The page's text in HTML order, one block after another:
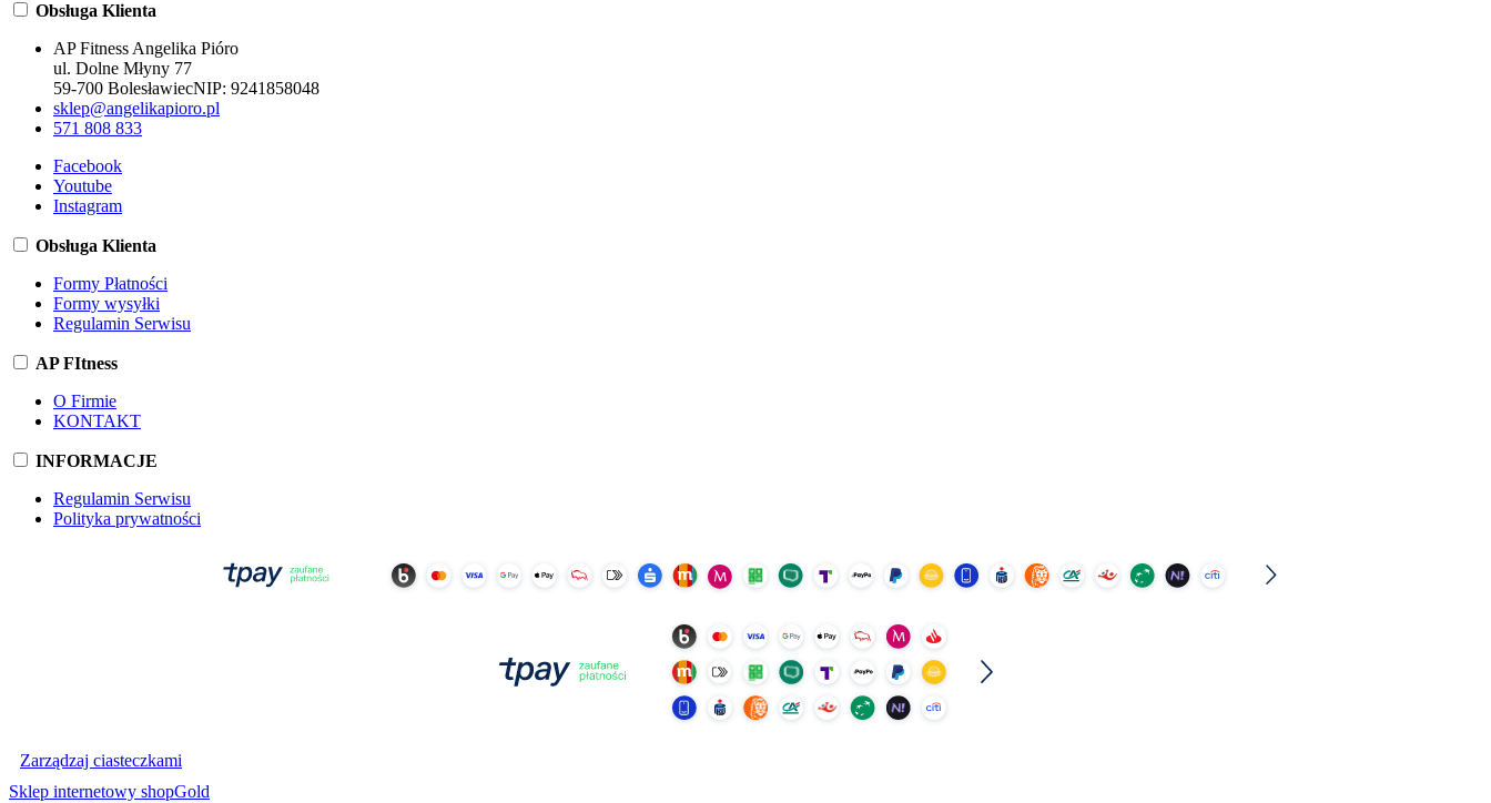
Obsługa Klienta
AP Fitness Angelika Pióro
ul. Dolne Młyny 77
59-700 BolesławiecNIP: 9241858048
sklep@angelikapioro.pl
571 808 833
Facebook
Youtube
Instagram
Obsługa Klienta
Formy Płatności
Formy wysyłki
Regulamin Serwisu
AP FItness
O Firmie
KONTAKT
INFORMACJE
Regulamin Serwisu
Polityka prywatności
Zarządzaj ciasteczkami
Sklep internetowy shopGold